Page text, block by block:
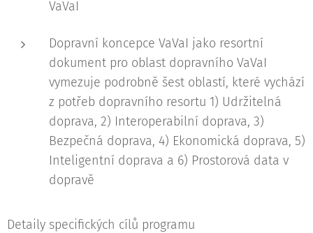
VaVaI
Dopravní koncepce VaVaI jako resortní
dokument pro oblast dopravního VaVaI
vymezuje podrobně šest oblastí, které vychází
z potřeb dopravního resortu 1) Udržitelná
doprava, 2) Interoperabilní doprava, 3)
Bezpečná doprava, 4) Ekonomická doprava, 5)
Inteligentní doprava a 6) Prostorová data v
dopravě
Detaily specifických cílů programu